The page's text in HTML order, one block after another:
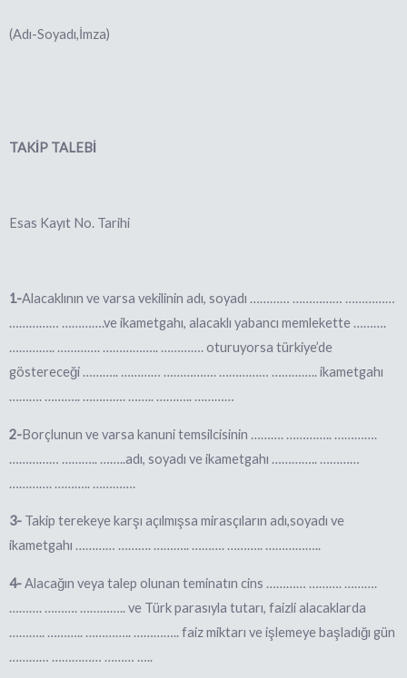
(Adı-Soyadı,İmza)
TAKİP TALEBİ
Esas Kayıt No. Tarihi
1-Alacaklının ve varsa vekilinin adı, soyadı ………… …………… ……………
…………… ………….ve ikametgahı, alacaklı yabancı memlekette ……….
………….. …………. …………….. …………. oturuyorsa türkiye’de
göstereceği ……….. ………… ……………. …………… ………….. ikametgahı
………. ……….. …………. …….. ……….. …………
2-Borçlunun ve varsa kanuni temsilcisinin ………. ………….. ………….
…………… ……….. ……..adı, soyadı ve ikametgahı ………….. …………
…………. ……….. ………….
3- Takip terekeye karşı açılmışsa mirasçıların adı,soyadı ve
ikametgahı ………… ………. ……….. ………. ……….. ……………..
4-Alacağın veya talep olunan teminatın cins ………… ………. ……….
………. ………. ………….. ve Türk parasıyla tutarı, faizli alacaklarda
……….. ……….. ………….. ………….. faiz miktarı ve işlemeye başladığı gün
………… …………… ……… …..